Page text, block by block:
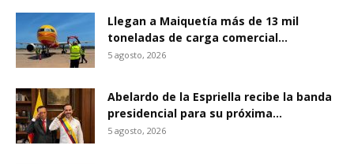
Llegan a Maiquetía más de 13 mil
toneladas de carga comercial...
5 agosto, 2026
Abelardo de la Espriella recibe la banda
presidencial para su próxima...
5 agosto, 2026